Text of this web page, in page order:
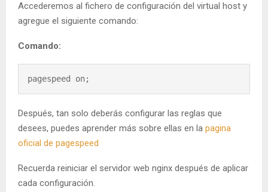
Accederemos al fichero de configuración del virtual host y
agregue el siguiente comando:
Comando:
pagespeed on;
Después, tan solo deberás configurar las reglas que
desees, puedes aprender más sobre ellas en la pagina
oficial de pagespeed
Recuerda reiniciar el servidor web nginx después de aplicar
cada configuración.